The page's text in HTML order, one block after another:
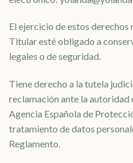
El ejercicio de estos derechos
Titular esté obligado a
legales o de seguridad.
Tiene derecho a la tutela
reclamación ante la autoridad
Agencia Española de
tratamiento de datos
Reglamento.